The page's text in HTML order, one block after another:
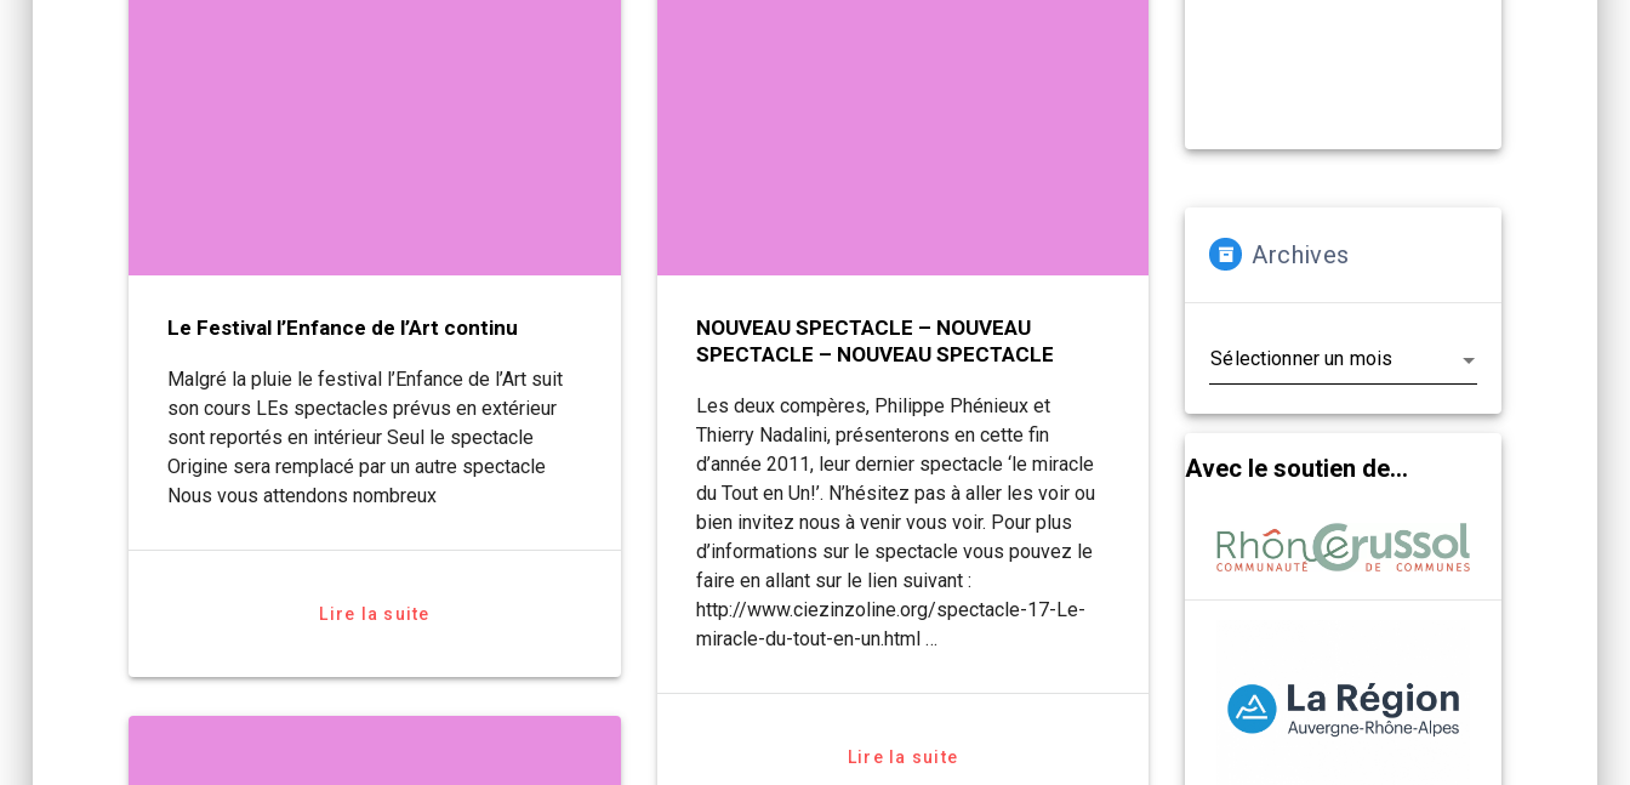
Le Festival l’Enfance de l’Art continu
Malgré la pluie le festival l’Enfance de l’Art suit
son cours LEs spectacles prévus en extérieur
sont reportés en intérieur Seul le spectacle
Origine sera remplacé par un autre spectacle
Nous vous attendons nombreux
Lire la suite
NOUVEAU SPECTACLE – NOUVEAU
SPECTACLE – NOUVEAU SPECTACLE
Les deux compères, Philippe Phénieux et
Thierry Nadalini, présenterons en cette fin
d’année 2011, leur dernier spectacle ‘le miracle
du Tout en Un!’. N’hésitez pas à aller les voir ou
bien invitez nous à venir vous voir. Pour plus
d’informations sur le spectacle vous pouvez le
faire en allant sur le lien suivant :
http://www.ciezinzoline.org/spectacle-17-Le-
miracle-du-tout-en-un.html …
Lire la suite
Archives
Avec le soutien de...